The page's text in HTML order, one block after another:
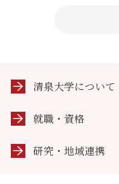
清泉大学について
就職・資格
研究・地域連携